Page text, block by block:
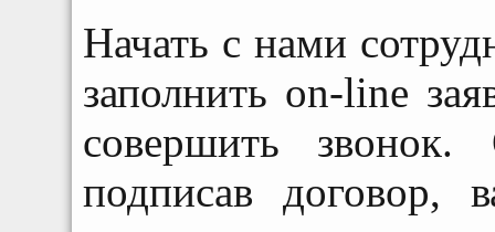
Начать с нами
заполнить on-line
совершить
подписав договор,